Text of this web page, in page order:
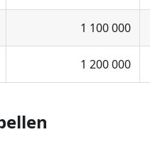
1 100 000
1 200 000